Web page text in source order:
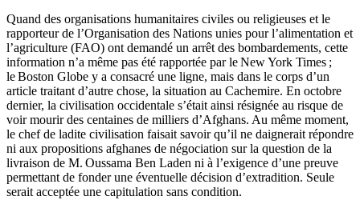
Quand des organisations humanitaires civiles ou religieuses et le
rapporteur de l’Organisation des Nations unies pour l’alimentation et
l’agriculture (FAO) ont demandé un arrêt des bombardements, cette
information n’a même pas été rapportée par le New York Times ;
le Boston Globe y a consacré une ligne, mais dans le corps d’un
article traitant d’autre chose, la situation au Cachemire. En octobre
dernier, la civilisation occidentale s’était ainsi résignée au risque de
voir mourir des centaines de milliers d’Afghans. Au même moment,
le chef de ladite civilisation faisait savoir qu’il ne daignerait répondre
ni aux propositions afghanes de négociation sur la question de la
livraison de M. Oussama Ben Laden ni à l’exigence d’une preuve
permettant de fonder une éventuelle décision d’extradition. Seule
serait acceptée une capitulation sans condition.